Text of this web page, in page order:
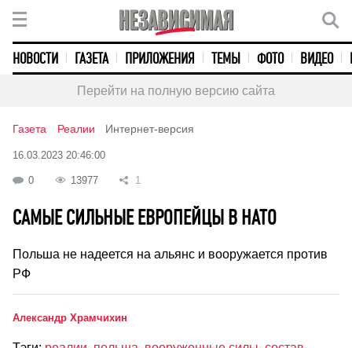
НОВОСТИ ГАЗЕТА ПРИЛОЖЕНИЯ ТЕМЫ ФОТО ВИДЕО
Перейти на полную версию сайта
Газета Реалии Интернет-версия
16.03.2023 20:46:00
0 13977 1
САМЫЕ СИЛЬНЫЕ ЕВРОПЕЙЦЫ В НАТО
Польша не надеется на альянс и вооружается против
РФ
Александр Храмчихин